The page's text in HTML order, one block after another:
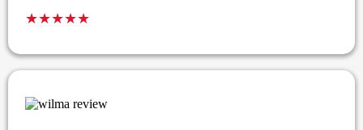
★★★★★